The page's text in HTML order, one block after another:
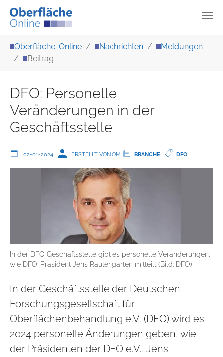
Oberfläche-Online Nachrichten
Meldungen
Beitrag
DFO: Personelle
Veränderungen in der
Geschäftsstelle
02-01-2024 ERSTELLT VON OM BRANCHE DFO
In der DFO Geschäftsstelle gibt es personelle Veränderungen,
wie DFO-Präsident Jens Rautengarten mitteilt (Bild: DFO)
In der Geschäftsstelle der Deutschen
Forschungsgesellschaft für
Oberflächenbehandlung e.V. (DFO) wird es
2024 personelle Änderungen geben, wie
der Präsidenten der DFO e.V., Jens